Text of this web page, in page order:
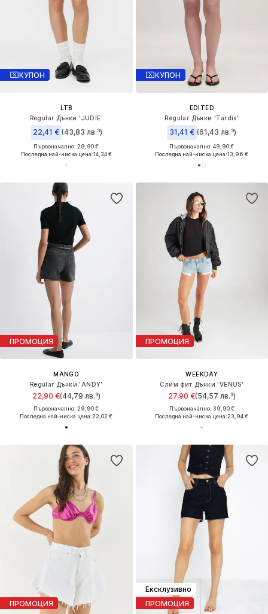
КУПОН
LTB
Regular Дънки 'JUDIE'
22,41 € (43,83 лв.³)
Първоначално: 29,90 €
Последна най-ниска цена:14,34 €
КУПОН
EDITED
Regular Дънки 'Tardis'
31,41 € (61,43 лв.³)
Първоначално: 49,90 €
Последна най-ниска цена:13,96 €
ПРОМОЦИЯ
MANGO
Regular Дънки 'ANDY'
22,90 €(44,79 лв.³)
Първоначално: 29,90 €
Последна най-ниска цена:22,02 €
ПРОМОЦИЯ
WEEKDAY
Слим фит Дънки 'VENUS'
27,90 €(54,57 лв.³)
Първоначално: 39,90 €
Последна най-ниска цена:23,94 €
ПРОМОЦИЯ
Ексклузивно
ПРОМОЦИЯ